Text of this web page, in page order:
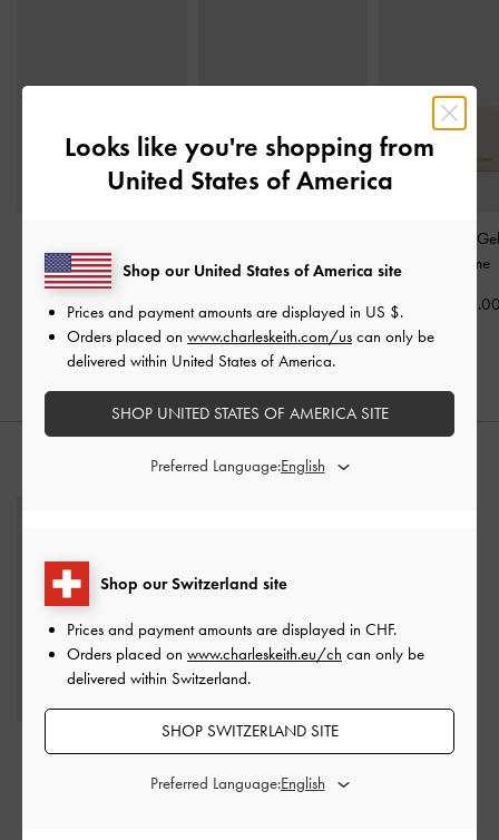
Holder-Elfenbein
CHF35.00
Elfenbein
CHF49.00
Scottie Kleine
Crème
STYLE IT WITH
Pantoletten mit Ziernaht
und Schnalle in
Looks like you're shopping from
United States of America
Shop our Switzerland site
Prices and payment amounts are displayed in CHF.
Orders placed on www.charleskeith.eu/ch can only be
delivered within Switzerland.
SHOP SWITZERLAND SITE
Preferred Language:
Shop our United States of America site
Prices and payment amounts are displayed in US $.
Orders placed on www.charleskeith.com/us can only be
delivered within United States of America.
SHOP UNITED STATES OF AMERICA SITE
Preferred Language: